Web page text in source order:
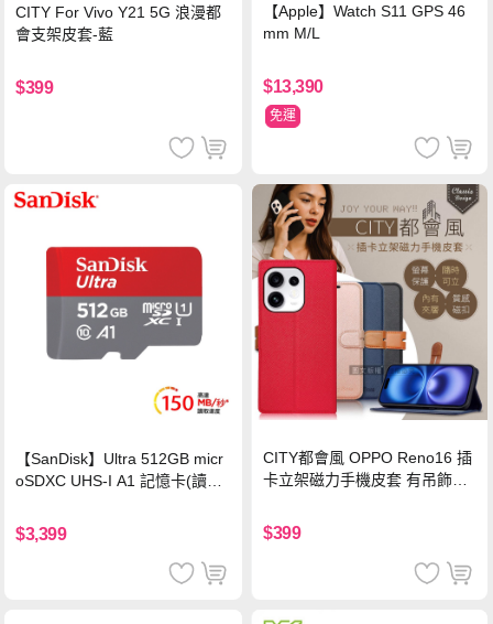
CITY For Vivo Y21 5G 浪漫都
會支架皮套-藍
$399
【Apple】Watch S11 GPS 46
mm M/L
$13,390
免運
【SanDisk】Ultra 512GB micr
oSDXC UHS-I A1 記憶卡(讀取
$3,399
CITY都會風 OPPO Reno16 插
卡立架磁力手機皮套 有吊飾孔
$399